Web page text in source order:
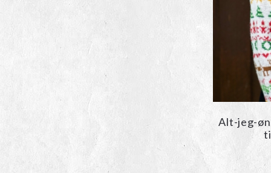
Alt-jeg-